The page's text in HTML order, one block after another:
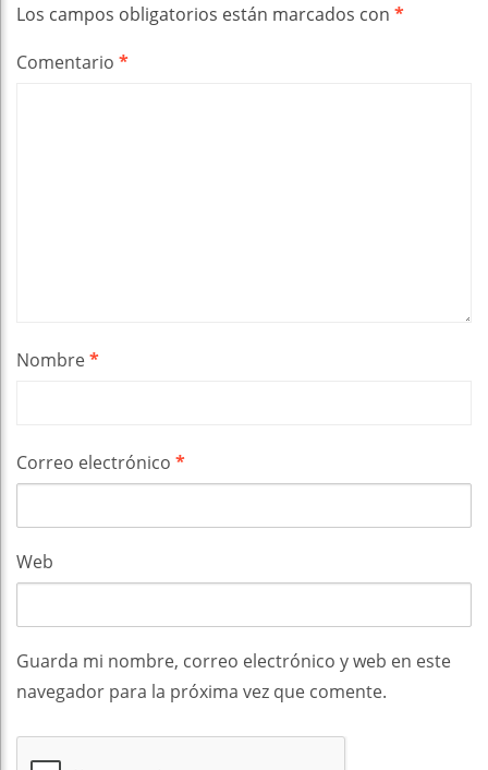
Los campos obligatorios están marcados con *
Comentario *
Nombre*
Correo electrónico *
Web
Guarda mi nombre, correo electrónico y web en este
navegador para la próxima vez que comente.